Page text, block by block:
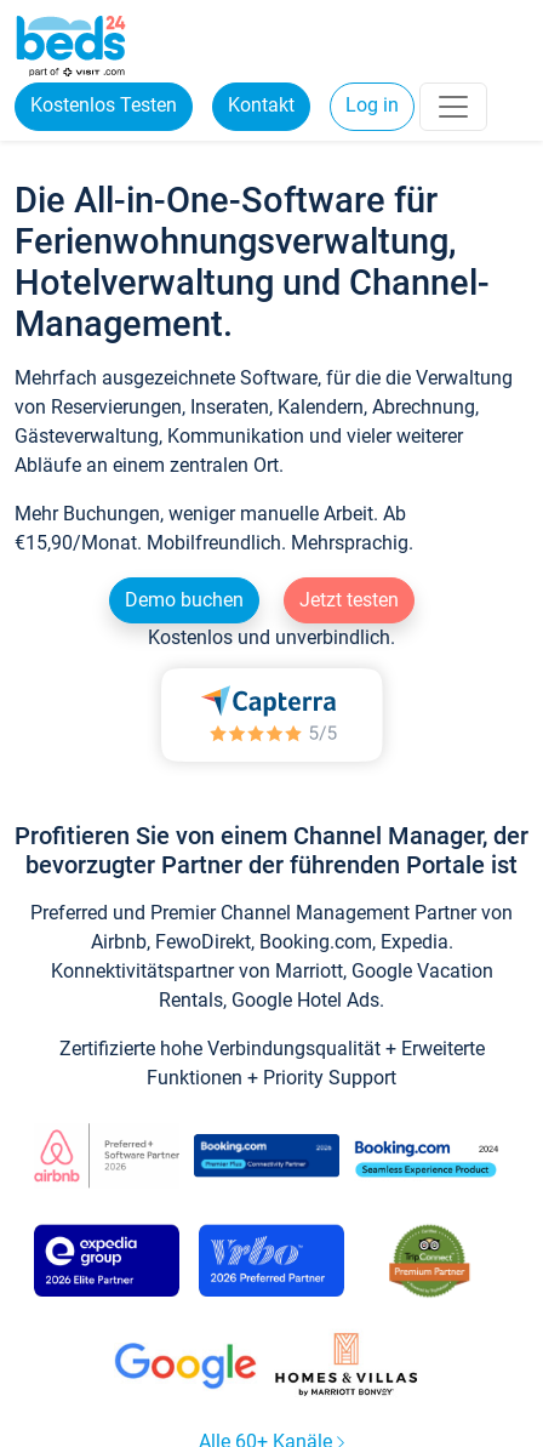
Kostenlos Testen Kontakt Log in
Die All-in-One-Software für
Ferienwohnungsverwaltung,
Hotelverwaltung und Channel-
Management.
Mehrfach ausgezeichnete Software, für die die Verwaltung
von Reservierungen, Inseraten, Kalendern, Abrechnung,
Gästeverwaltung, Kommunikation und vieler weiterer
Abläufe an einem zentralen Ort.
Mehr Buchungen, weniger manuelle Arbeit. Ab
€15,90/Monat. Mobilfreundlich. Mehrsprachig.
Demo buchen
Jetzt testen
Kostenlos und unverbindlich.
Profitieren Sie von einem Channel Manager, der
bevorzugter Partner der führenden Portale ist
Preferred und Premier Channel Management Partner von
Airbnb, FewoDirekt, Booking.com, Expedia.
Konnektivitätspartner von Marriott, Google Vacation
Rentals, Google Hotel Ads.
Zertifizierte hohe Verbindungsqualität + Erweiterte
Funktionen + Priority Support
Alle 60+ Kanäle